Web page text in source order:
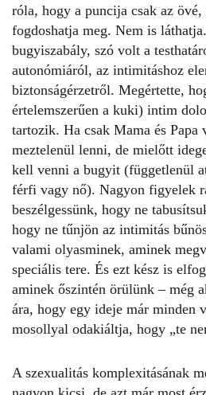
róla, hogy a puncija csak az övé,
fogdoshatja meg. Nem is
bugyiszabály, szó volt a
autonómiáról, az intimitáshoz
biztonságérzetről. Megértette,
értelemszerűen a kuki) intim
tartozik. Ha csak Mama és Papa
meztelenül lenni, de mielőtt
kell venni a bugyit (függetlenül
férfi vagy nő). Nagyon figyelek
beszélgessünk, hogy ne
hogy ne tűnjön az intimitás
valami olyasminek, aminek
speciális tere. És ezt kész is
aminek őszintén örülünk – még
ára, hogy egy ideje már minden
mosollyal odakiáltja, hogy „te
A szexualitás komplexitásának